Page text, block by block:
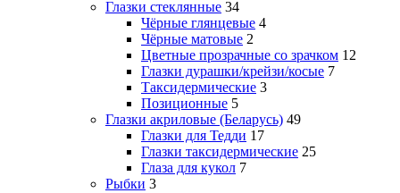
Глазки стеклянные 34
Чёрные глянцевые 4
Чёрные матовые 2
Цветные прозрачные со зрачком 12
Глазки дурашки/крейзи/косые 7
Таксидермические 3
Позиционные 5
Глазки акриловые (Беларусь) 49
Глазки для Тедди 17
Глазки таксидермические 25
Глаза для кукол 7
Рыбки 3